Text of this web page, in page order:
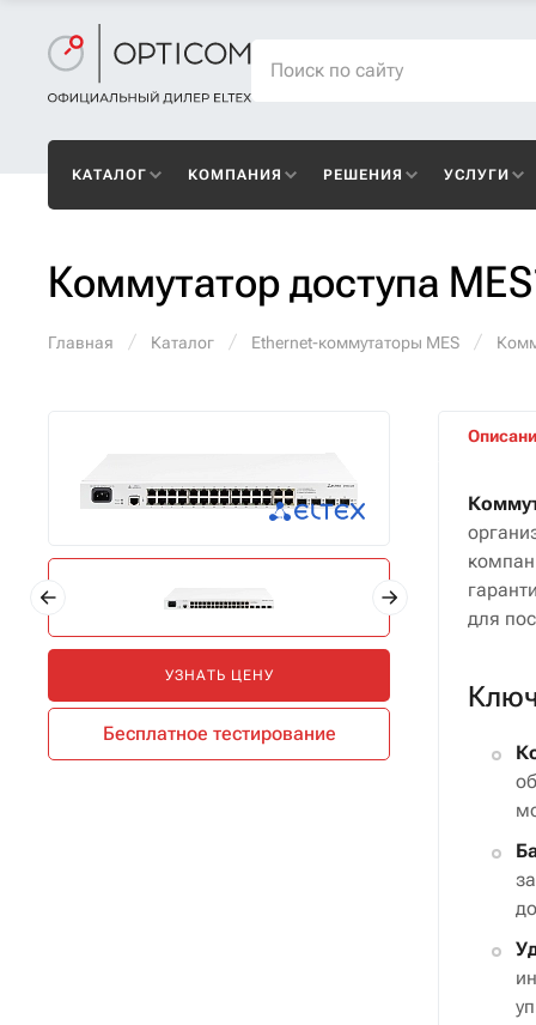
КАТАЛОГ КОМПАНИЯ РЕШЕНИЯ УСЛУГИ
Коммутатор доступа
Главная Каталог Ethernet-коммутаторы MES
УЗНАТЬ ЦЕНУ
Бесплатное тестирование
для